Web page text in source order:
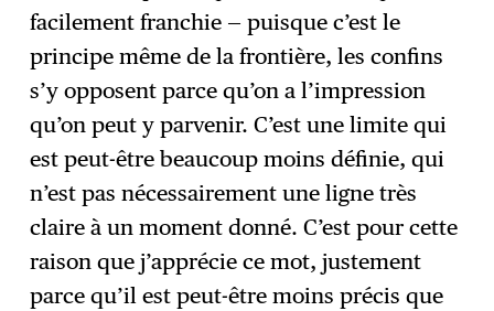
facilement franchie — puisque c’est le
principe même de la frontière, les confins
s’y opposent parce qu’on a l’impression
qu’on peut y parvenir. C’est une limite qui
est peut-être beaucoup moins définie, qui
n’est pas nécessairement une ligne très
claire à un moment donné. C’est pour cette
raison que j’apprécie ce mot, justement
parce qu’il est peut-être moins précis que